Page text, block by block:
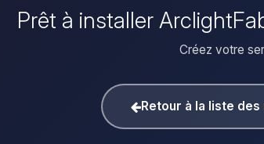
Prêt à installer
Créez votre
Retour à la liste des